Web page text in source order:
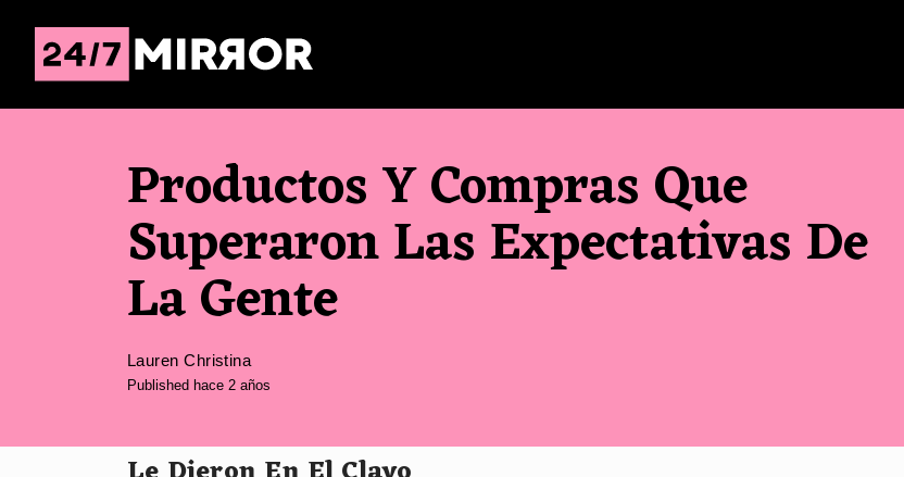
Productos Y Compras Que
Superaron Las Expectativas De
La Gente
Lauren Christina
Published hace 2 años